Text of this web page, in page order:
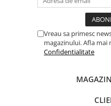
Dragon BallVreau sa primesc
magazinului. Afla mai
Confidentialitate